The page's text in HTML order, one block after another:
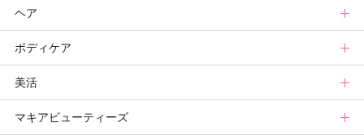
スキンケアまとめ
スキンケア診断
ニュース
メイクまとめ
ベースメイクカタログ
メイク診断
新色トップ
クリスマスコフレ
秋新色
新色コスメスウォッチ
ヘア
ヘアトップ
ニュース
ヘアカタログ
ボディケア
ボディケアトップ
ニュース
美活
美活トップ
マキアビューティーズ